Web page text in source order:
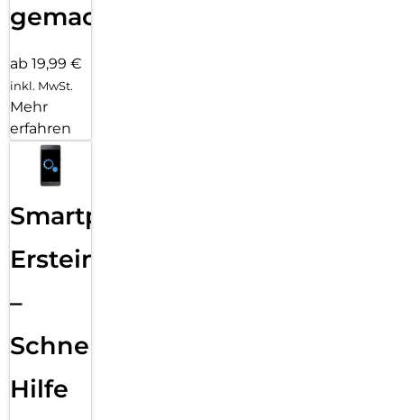
gemacht!
ab 19,99 €
inkl. MwSt.
Mehr
erfahren
Smartphone
Ersteinrichtung
–
Schnelle
Hilfe